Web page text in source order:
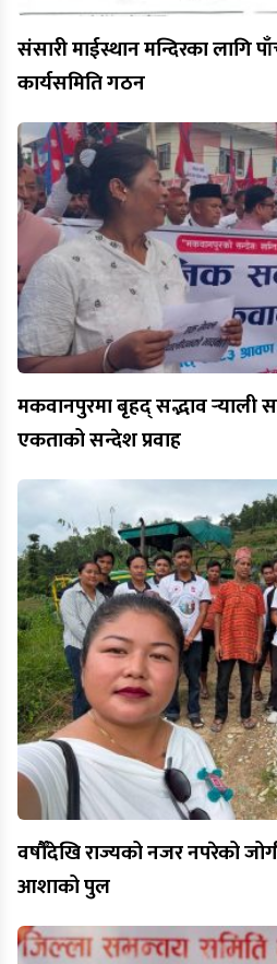
संसारी माईस्थान मन्दिरका लागि
कार्यसमिति गठन
मकवानपुरमा बृहद् सद्भाव र्‍याली
एकताको सन्देश प्रवाह
वर्षौँदेखि राज्यको नजर नपरेको
आशाको पुल